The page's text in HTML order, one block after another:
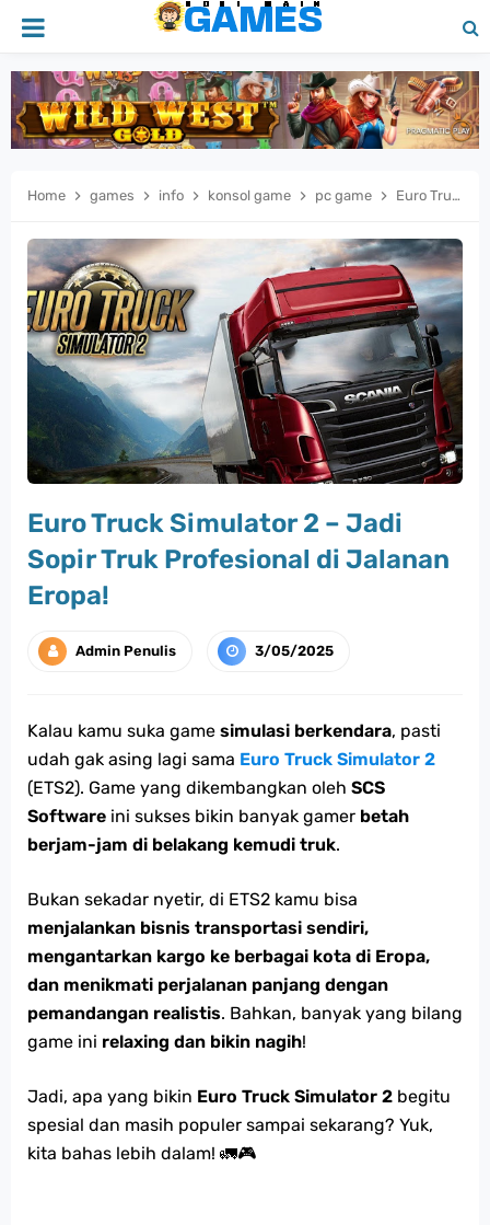
Home games info konsol game pc game Euro Truck Simulator 2 – Jadi Sopir Truk Profesional di Jalanan Eropa!
Euro Truck Simulator 2 – Jadi
Sopir Truk Profesional di Jalanan
Eropa!
Admin Penulis 3/05/2025
Kalau kamu suka game simulasi berkendara, pasti
udah gak asing lagi sama Euro Truck Simulator 2
(ETS2). Game yang dikembangkan oleh SCS
Software ini sukses bikin banyak gamer betah
berjam-jam di belakang kemudi truk.
Bukan sekadar nyetir, di ETS2 kamu bisa
menjalankan bisnis transportasi sendiri,
mengantarkan kargo ke berbagai kota di Eropa,
dan menikmati perjalanan panjang dengan
pemandangan realistis. Bahkan, banyak yang bilang
game ini relaxing dan bikin nagih!
Jadi, apa yang bikin Euro Truck Simulator 2 begitu
spesial dan masih populer sampai sekarang? Yuk,
kita bahas lebih dalam! 🚛🎮